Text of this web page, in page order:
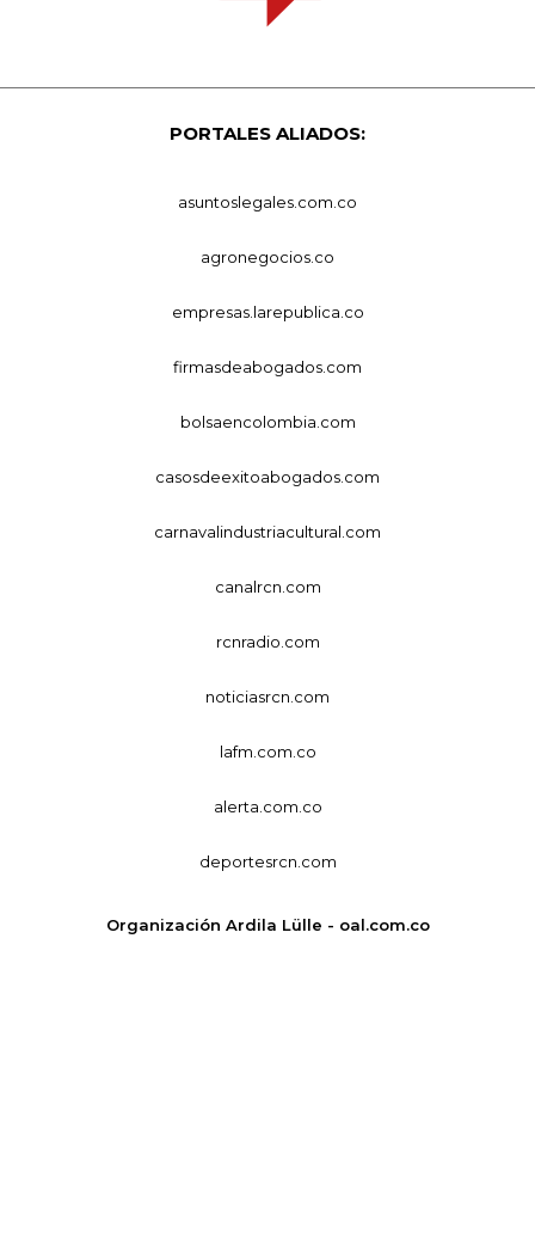
PORTALES ALIADOS:
asuntoslegales.com.co
agronegocios.co
empresas.larepublica.co
firmasdeabogados.com
bolsaencolombia.com
casosdeexitoabogados.com
carnavalindustriacultural.com
canalrcn.com
rcnradio.com
noticiasrcn.com
lafm.com.co
alerta.com.co
deportesrcn.com
Organización Ardila Lülle - oal.com.co